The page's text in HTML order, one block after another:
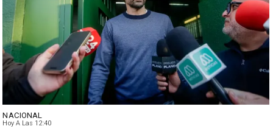
NACIONAL
Hoy A Las 12:40